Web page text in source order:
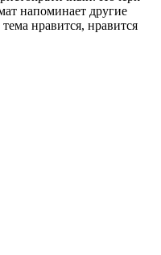
напоминает другие
нравится, нравится